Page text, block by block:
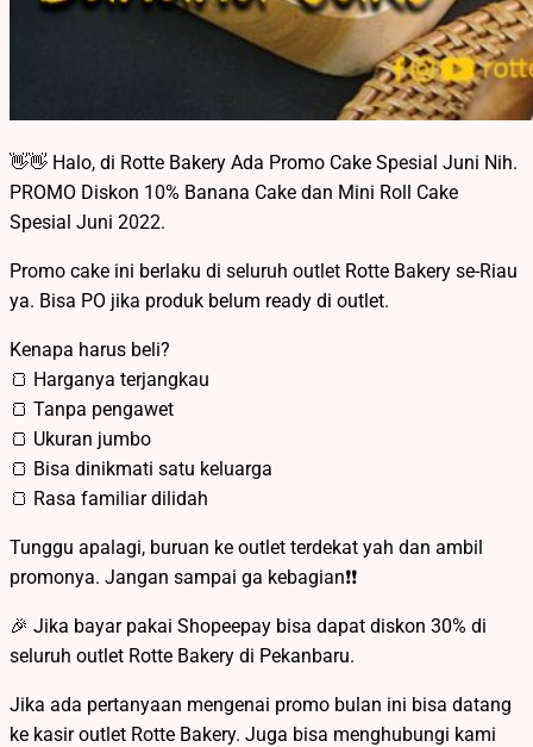
👋👋 Halo, di Rotte Bakery Ada Promo Cake Spesial Juni Nih.
PROMO Diskon 10% Banana Cake dan Mini Roll Cake
Spesial Juni 2022.
Promo cake ini berlaku di seluruh outlet Rotte Bakery se-Riau
ya. Bisa PO jika produk belum ready di outlet.
Kenapa harus beli?
🍞 Harganya terjangkau
🍞 Tanpa pengawet
🍞 Ukuran jumbo
🍞 Bisa dinikmati satu keluarga
🍞 Rasa familiar dilidah
Tunggu apalagi, buruan ke outlet terdekat yah dan ambil
promonya. Jangan sampai ga kebagian❗❗
🎉 Jika bayar pakai Shopeepay bisa dapat diskon 30% di
seluruh outlet Rotte Bakery di Pekanbaru.
Jika ada pertanyaan mengenai promo bulan ini bisa datang
ke kasir outlet Rotte Bakery. Juga bisa menghubungi kami